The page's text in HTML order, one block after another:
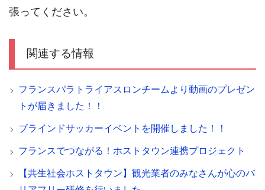
張ってください。
関連する情報
フランスパラトライアスロンチームより動画のプレゼン
トが届きました！！
ブラインドサッカーイベントを開催しました！！
フランスでつながる！ホストタウン連携プロジェクト
【共生社会ホストタウン】観光業者のみなさんが心のバ